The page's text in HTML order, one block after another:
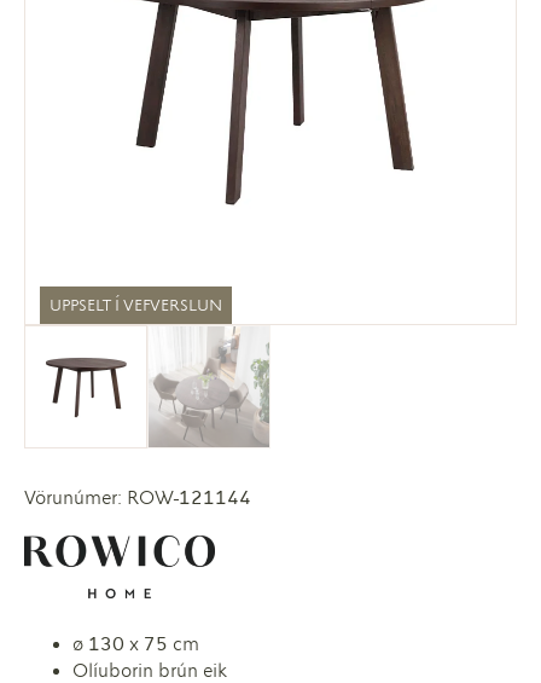
UPPSELT Í VEFVERSLUN
Vörunúmer: ROW-121144
ø 130 x 75 cm
Olíuborin brún eik